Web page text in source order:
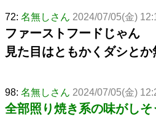
72: 名無しさん 2024/07/05(金)
ファーストフードじゃん
見た目はともかくダシとか
98: 名無しさん 2024/07/05(金)
全部照り焼き系の味がしそ